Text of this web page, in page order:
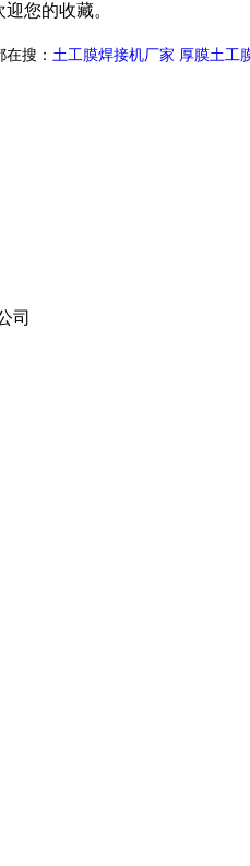
您的收藏。
在搜： 土工膜焊接机厂家 厚膜土工